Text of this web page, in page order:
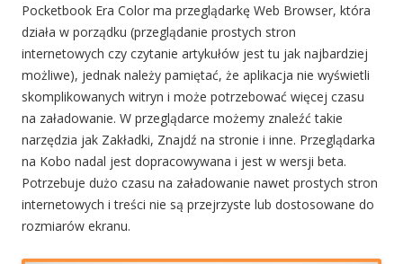
Pocketbook Era Color ma przeglądarkę Web Browser, która
działa w porządku (przeglądanie prostych stron
internetowych czy czytanie artykułów jest tu jak najbardziej
możliwe), jednak należy pamiętać, że aplikacja nie wyświetli
skomplikowanych witryn i może potrzebować więcej czasu
na załadowanie. W przeglądarce możemy znaleźć takie
narzędzia jak Zakładki, Znajdź na stronie i inne. Przeglądarka
na Kobo nadal jest dopracowywana i jest w wersji beta.
Potrzebuje dużo czasu na załadowanie nawet prostych stron
internetowych i treści nie są przejrzyste lub dostosowane do
rozmiarów ekranu.